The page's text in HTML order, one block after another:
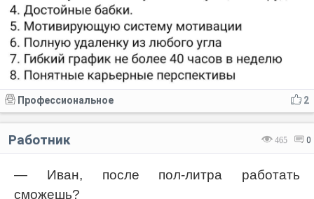
2
Профессиональное
465 0
Работник
— Иван, после пол-литра работать
сможешь?